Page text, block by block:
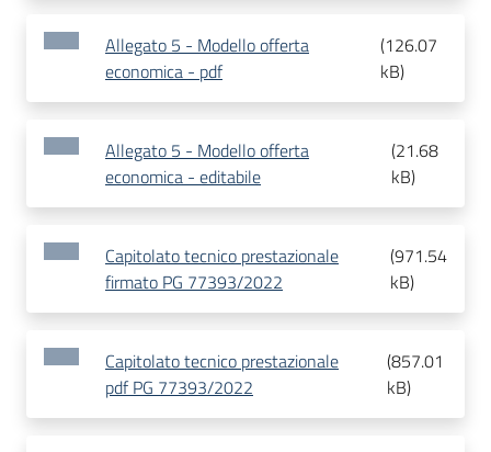
Allegato 5 - Modello offerta
economica - pdf
(126.07
kB)
Allegato 5 - Modello offerta
economica - editabile
(21.68
kB)
Capitolato tecnico prestazionale
firmato PG 77393/2022
(971.54
kB)
Capitolato tecnico prestazionale
pdf PG 77393/2022
(857.01
kB)